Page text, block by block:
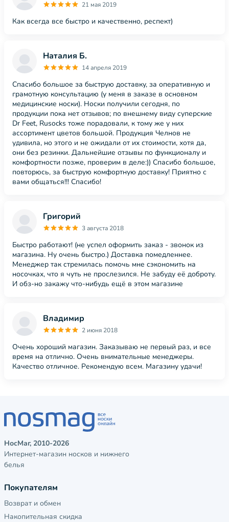
21 мая 2019
Как всегда все быстро и качественно, респект)
Наталия Б.
14 апреля 2019
Спасибо большое за быструю доставку, за оперативную и
грамотную консультацию (у меня в заказе в основном
медицинские носки). Носки получили сегодня, по
продукции пока нет отзывов; по внешнему виду суперские
Dr Feet, Rusocks тоже порадовали, к тому же у них
ассортимент цветов большой. Продукция Челнов не
удивила, но этого и не ожидали от их стоимости, хотя да,
они без резинки. Дальнейшие отзывы по функционалу и
комфортности позже, проверим в деле:)) Спасибо большое,
повторюсь, за быструю комфортную доставку! Приятно с
вами общаться!!! Спасибо!
Григорий
3 августа 2018
Быстро работают! (не успел оформить заказ - звонок из
магазина. Ну очень быстро.) Доставка помедленнее.
Менеджер так стремилась помочь мне сэкономить на
носочках, что я чуть не прослезился. Не забуду её доброту.
И обз-но закажу что-нибудь ещё в этом магазине
Владимир
2 июня 2018
Очень хороший магазин. Заказываю не первый раз, и все
время на отлично. Очень внимательные менеджеры.
Качество отличное. Рекомендую всем. Магазину удачи!
НосМаг, 2010-2026
Интернет-магазин носков и нижнего
белья
Покупателям
Возврат и обмен
Накопительная скидка